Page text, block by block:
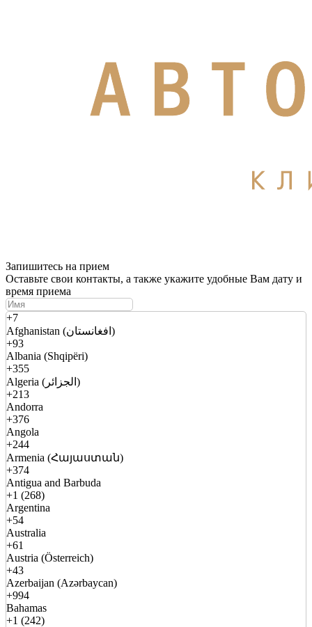
Запишитесь на прием
Оставьте свои контакты, а также укажите удобные Вам дату и
время приема
+7
Afghanistan (افغانستان)
+93
Albania (Shqipëri)
+355
Algeria (الجزائر)
+213
Andorra
+376
Angola
+244
Armenia (Հայաստան)
+374
Antigua and Barbuda
+1 (268)
Argentina
+54
Australia
+61
Austria (Österreich)
+43
Azerbaijan (Azərbaycan)
+994
Bahamas
+1 (242)